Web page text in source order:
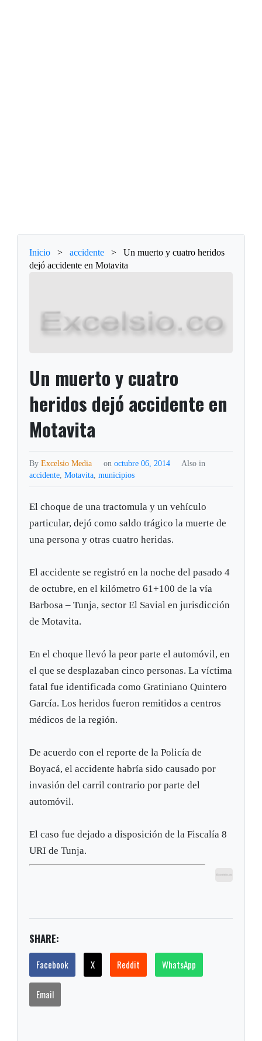
Inicio > accidente >
Un muerto y cuatro heridos
dejó accidente en Motavita
Un muerto y cuatro
heridos dejó accidente en
Motavita
ByExcelsio Media on octubre 06, 2014
Also in
accidente,Motavita,municipios
El choque de una tractomula y un vehículo
particular, dejó como saldo trágico la muerte de
una persona y otras cuatro heridas.
El accidente se registró en la noche del pasado 4
de octubre, en el kilómetro 61+100 de la vía
Barbosa – Tunja, sector El Savial en jurisdicción
de Motavita.
En el choque llevó la peor parte el automóvil, en
el que se desplazaban cinco personas. La víctima
fatal fue identificada como Gratiniano Quintero
García. Los heridos fueron remitidos a centros
médicos de la región.
De acuerdo con el reporte de la Policía de
Boyacá, el accidente habría sido causado por
invasión del carril contrario por parte del
automóvil.
El caso fue dejado a disposición de la Fiscalía 8
URI de Tunja.
SHARE:
Facebook X Reddit WhatsApp
Email